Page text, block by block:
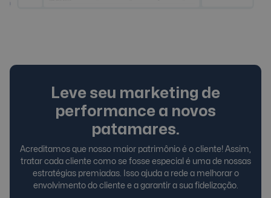
Leve seu marketing de
performance a novos
patamares.
Acreditamos que nosso maior patrimônio é o cliente! Assim,
tratar cada cliente como se fosse especial é uma de nossas
estratégias premiadas. Isso ajuda a rede a melhorar o
envolvimento do cliente e a garantir a sua fidelização.